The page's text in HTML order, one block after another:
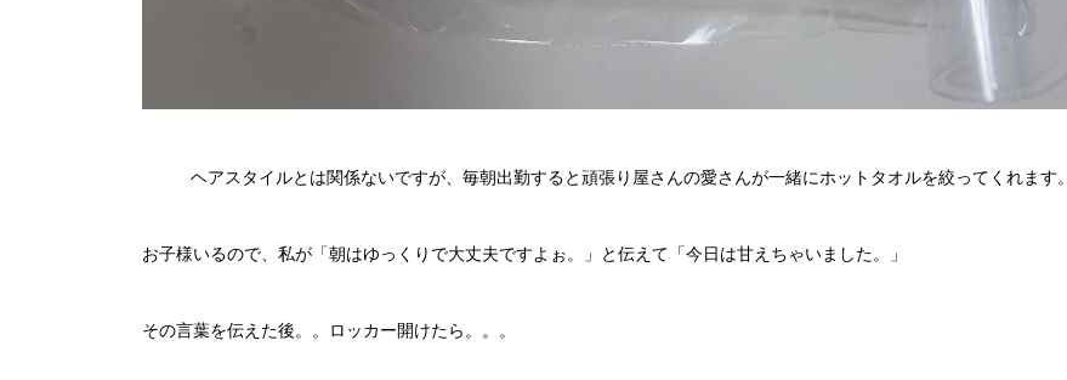
ヘアスタイルとは関係ないですが、毎朝出勤すると頑張り屋さんの愛さんが一緒にホットタオルを絞ってくれます。
お子様いるので、私が「朝はゆっくりで大丈夫ですよぉ。」と伝えて「今日は甘えちゃいました。」
その言葉を伝えた後。。ロッカー開けたら。。。